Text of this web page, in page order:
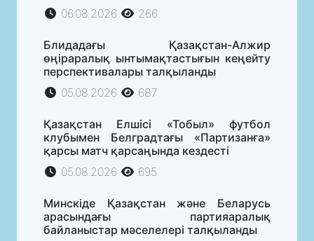
06.08.2026
266
Блидадағы Қазақстан-Алжир
өңіраралық ынтымақтастығын кеңейту
перспективалары талқыланды
05.08.2026
687
Қазақстан Елшісі «Тобыл» футбол
клубымен Белградтағы «Партизанға»
қарсы матч қарсаңында кездесті
05.08.2026
695
Минскіде Қазақстан және Беларусь
арасындағы партияаралық
байланыстар мәселелері талқыланды